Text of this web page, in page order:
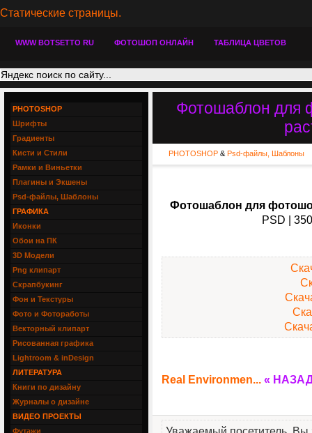
Статические страницы.
WWW BOTSETTO RU ФОТОШОП ОНЛАЙН ТАБЛИЦА ЦВЕТОВ
Фотошаблон для
PHOTOSHOP & Psd-файлы, Шаблоны
Фотошаблон для
PSD |
Real Environmen... «
PHOTOSHOP
Шрифты
Градиенты
Кисти и Стили
Рамки и Виньетки
Плагины и Экшены
Psd-файлы, Шаблоны
ГРАФИКА
Иконки
Обои на ПК
3D Модели
Png клипарт
Скрапбукинг
Фон и Текстуры
Фото и Фотоработы
Векторный клипарт
Рисованная графика
Lightroom & inDesign
ЛИТЕРАТУРА
Книги по дизайну
Журналы о дизайне
ВИДЕО ПРОЕКТЫ
Футажи